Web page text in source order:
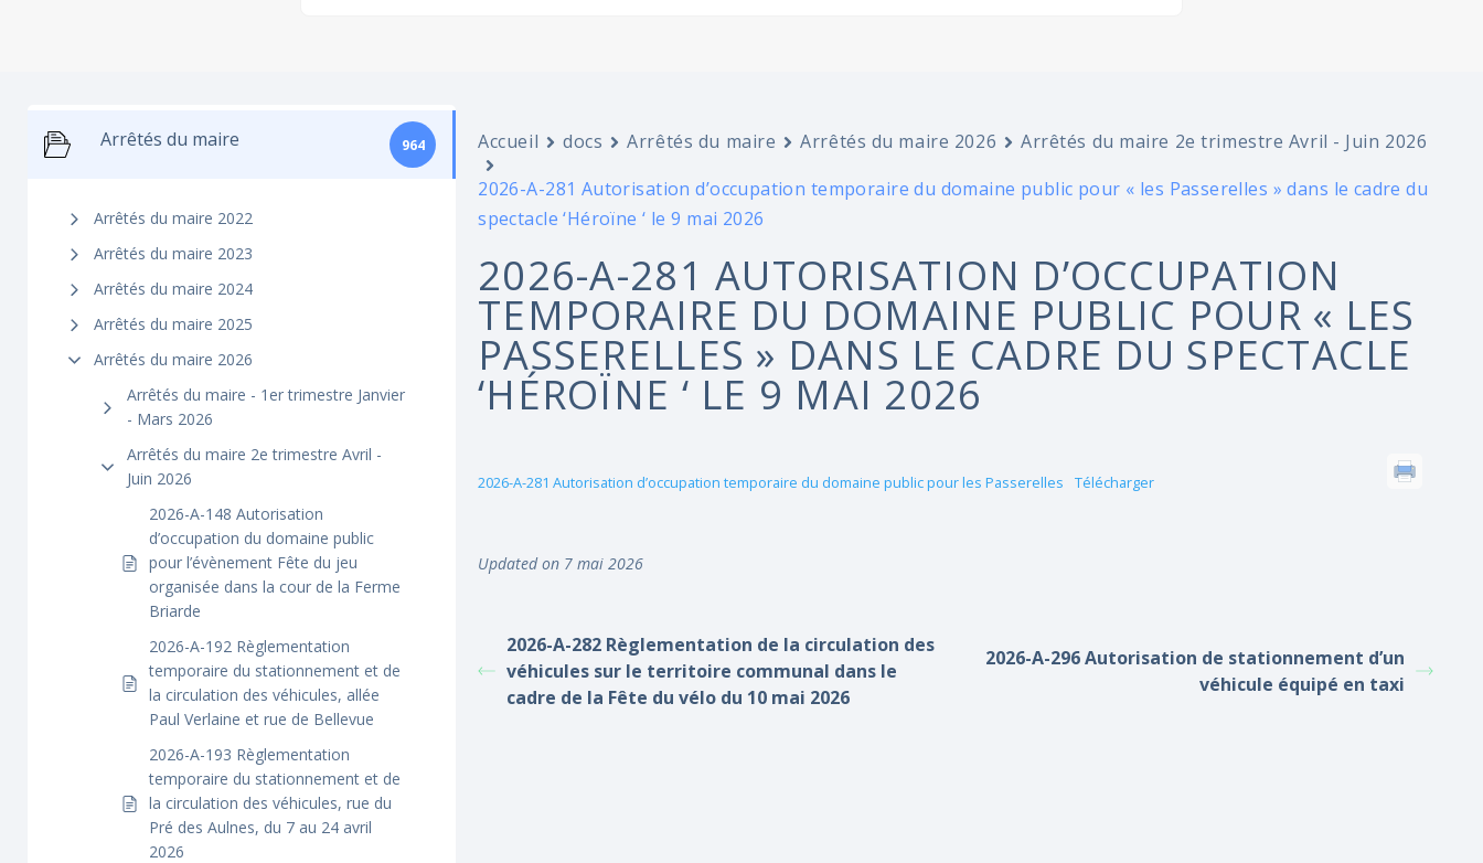
Arrêtés du maire 964
Arrêtés du maire 2022
Arrêtés du maire 2023
Arrêtés du maire 2024
Arrêtés du maire 2025
Arrêtés du maire 2026
Arrêtés du maire - 1er trimestre Janvier
- Mars 2026
Arrêtés du maire 2e trimestre Avril -
Juin 2026
2026-A-148 Autorisation
d’occupation du domaine public
pour l’évènement Fête du jeu
organisée dans la cour de la Ferme
Briarde
2026-A-192 Règlementation
temporaire du stationnement et de
la circulation des véhicules, allée
Paul Verlaine et rue de Bellevue
2026-A-193 Règlementation
temporaire du stationnement et de
la circulation des véhicules, rue du
Pré des Aulnes, du 7 au 24 avril
2026
Accueil docs Arrêtés du maire Arrêtés du maire 2026
Arrêtés du maire 2e trimestre Avril - Juin 2026
2026-A-281 Autorisation d’occupation temporaire du domaine public pour « les Passerelles » dans le cadre du
spectacle ‘Héroïne ‘ le 9 mai 2026
2026-A-281 AUTORISATION D’OCCUPATION
TEMPORAIRE DU DOMAINE PUBLIC POUR « LES
PASSERELLES » DANS LE CADRE DU SPECTACLE
‘HÉROÏNE ‘ LE 9 MAI 2026
2026-A-281 Autorisation d’occupation temporaire du domaine public pour les Passerelles Télécharger
Updated on 7 mai 2026
2026-A-282 Règlementation de la circulation des
véhicules sur le territoire communal dans le
cadre de la Fête du vélo du 10 mai 2026
2026-A-296 Autorisation de stationnement d’un
véhicule équipé en taxi